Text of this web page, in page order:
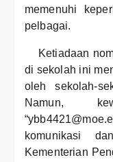
memenuhi
pelbagai.
Ketiadaan
di sekolah ini
oleh sekolah-
Namun,
komunikasi
Kementerian